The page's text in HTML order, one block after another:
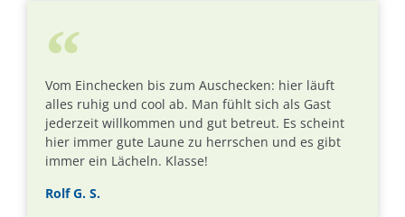
Vom Einchecken bis zum Auschecken: hier läuft
alles ruhig und cool ab. Man fühlt sich als Gast
jederzeit willkommen und gut betreut. Es scheint
hier immer gute Laune zu herrschen und es gibt
immer ein Lächeln. Klasse!
Rolf G. S.